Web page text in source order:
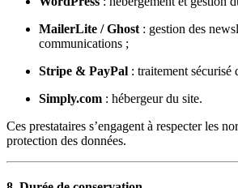
MailerLite / Ghost : gestion des
communications ;
Stripe & PayPal : traitement sécurisé
Simply.com : hébergeur du site.
Ces prestataires s’engagent à respecter les
protection des données.